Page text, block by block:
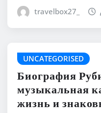
travelbox27_
UNCATEGORISED
Биография
музыкальная
жизнь и